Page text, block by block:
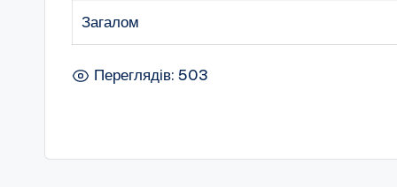
Загалом
Переглядів: 503